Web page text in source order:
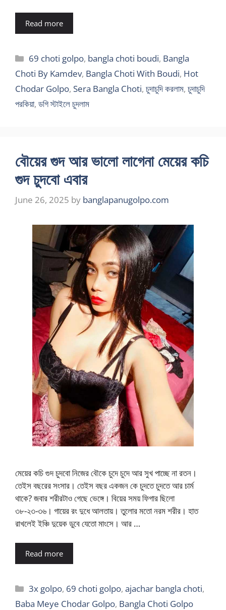
Read more
Categories
69 choti golpo, bangla choti boudi, Bangla
Choti By Kamdev, Bangla Choti With Boudi, Hot
Chodar Golpo, Sera Bangla Choti, চুদাচুদি করলাম, চুদাচুদি
পরকিয়া, ডগি স্টাইলে চুদলাম
বৌয়ের গুদ আর ভালো লাগেনা মেয়ের কচি
গুদ চুদবো এবার
June 26, 2025 by banglapanugolpo.com
মেয়ের কচি গুদ চুদবো নিজের বৌকে চুদে চুদে আর সুখ পাচ্ছে না রতন।
তেইস বছরের সংসার। তেইস বছর একজন কে চুদতে চুদতে আর চার্ম
থাকে? জবার শরীরটাও গেছে ভেঙ্গে। বিয়ের সময় ফিগার ছিলো
৩৮-২৩-৩৬। গায়ের রং দুধে আলতায়। তুলোর মতো নরম শরীর। হাত
রাখলেই ইঞ্চি দুয়েক ডুবে যেতো মাংসে। আর …
Read more
Categories
3x golpo, 69 choti golpo,ajachar bangla choti,
Baba Meye Chodar Golpo, Bangla Choti Golpo